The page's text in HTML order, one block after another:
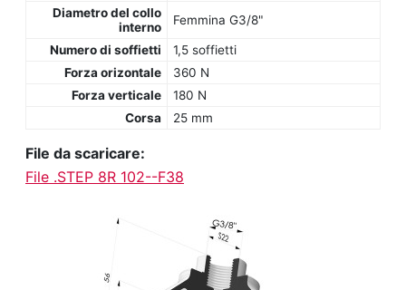
Diametro del collo
interno
Femmina G3/8"
Numero di soffietti
1,5 soffietti
Forza orizontale
360 N
Forza verticale
180 N
Corsa
25 mm
File da scaricare:
File .STEP 8R 102--F38